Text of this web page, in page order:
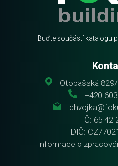
Buďte součástí katalogu
Otopašská
+420
IČ: 65 42
DIČ:
Informace o